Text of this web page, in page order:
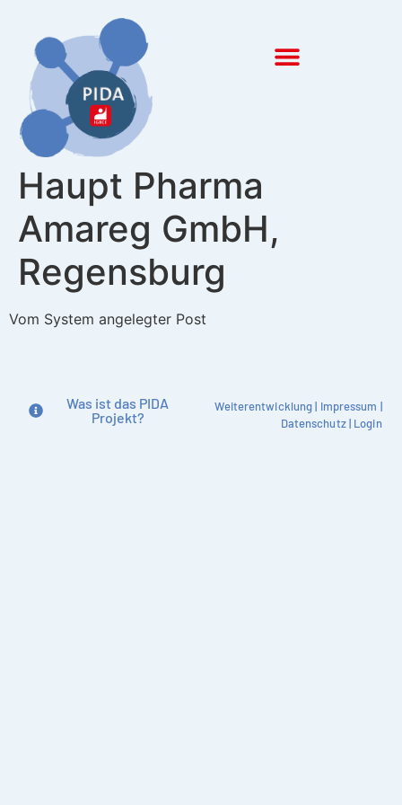
Haupt Pharma
Amareg GmbH,
Regensburg
Vom System angelegter Post
Was ist das PIDA
Projekt?
Weiterentwicklung| Impressum |
Datenschutz| Login